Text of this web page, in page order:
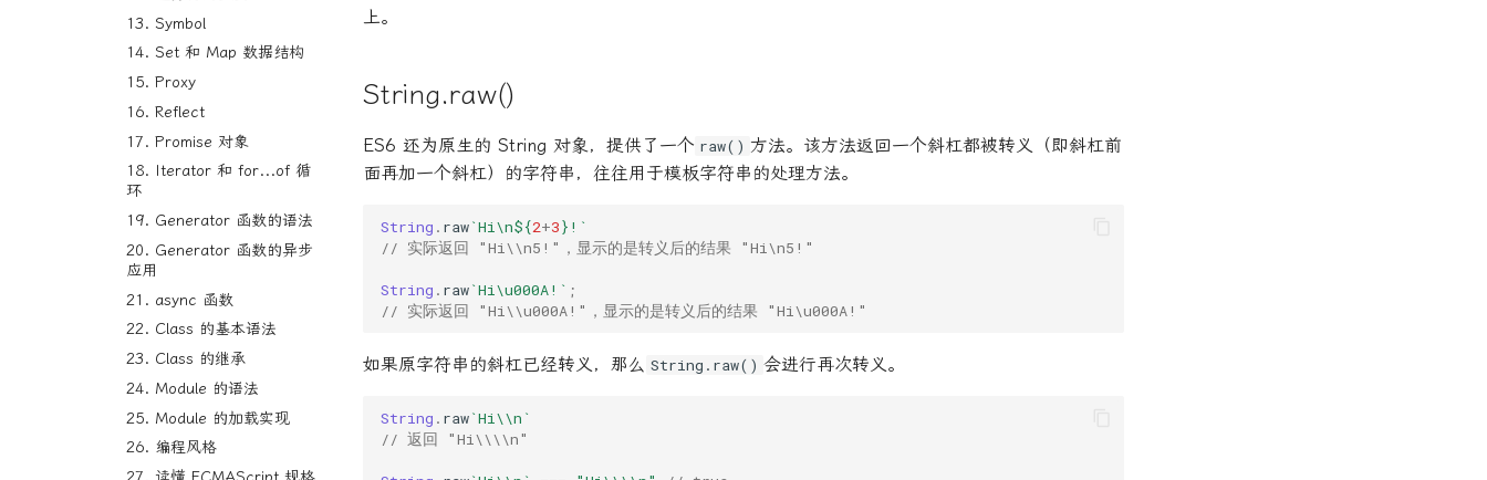
数组和字符串互转
数组对象层级格式转换
数组对象筛选指定后缀文件
是否包含某个字符
条件判断优化
格式转换为antd中table使用
检测数组中是否存在该数据
解构赋值修改对象键值
其他
为什么是sb？
报错：未获取到context
table表格分页
选择多行获取多行数据
table首列序号
文件上传之类型限制
表单添加星标不校验
表单重置不生效
浏览器打印保存pdf重命名
父子组件通信与事件触发
父组件向子组件传递数据
网页打印
计算属性返回Boolean值
ref与reactive
记录
1. Vue3简介
一个增强console.log可读性的
Vite插件
创建项目报错
发布 Vue3 尤雨溪犯的3个错:
每一个都需开发者警惕
本地启项目服务的时候报错
sockjs-node/info?
t=1731490137384
理解Vue3的CompositionAPI
基本操作
position
CSS 属性
响应式布局
变形
CSS的单位
Advance
打印样式
Feature
CSS 计数器
表单的 CSS 设置
Layout
多栏式布局
flex布局
float
Grid 布局
属性选择器
选择器
伪类选择器
Text
text-decoration
文本
13. Symbol
14. Set 和 Map 数据结构
15. Proxy
16. Reflect
17. Promise 对象
18. Iterator 和 for...of 循
环
19. Generator 函数的语法
20. Generator 函数的异步
应用
21. async 函数
22. Class 的基本语法
23. Class 的继承
24. Module 的语法
25. Module 的加载实现
26. 编程风格
上。
String.raw()
ES6 还为原生的 String 对象，提供了一个 raw() 方法。该方法返回一个斜杠都被转义（即斜杠前
面再加一个斜杠）的字符串，往往用于模板字符串的处理方法。
String . raw`Hi\n${2+3} !`
// 实际返回 "Hi\\n5!"，显示的是转义后的结果 "Hi\n5!"
String . raw`Hi\u000A!` ;
// 实际返回 "Hi\\u000A!"，显示的是转义后的结果 "Hi\u000A!"
如果原字符串的斜杠已经转义，那么 String.raw() 会进行再次转义。
String . raw`Hi\\n`
// 返回 "Hi\\\\n"